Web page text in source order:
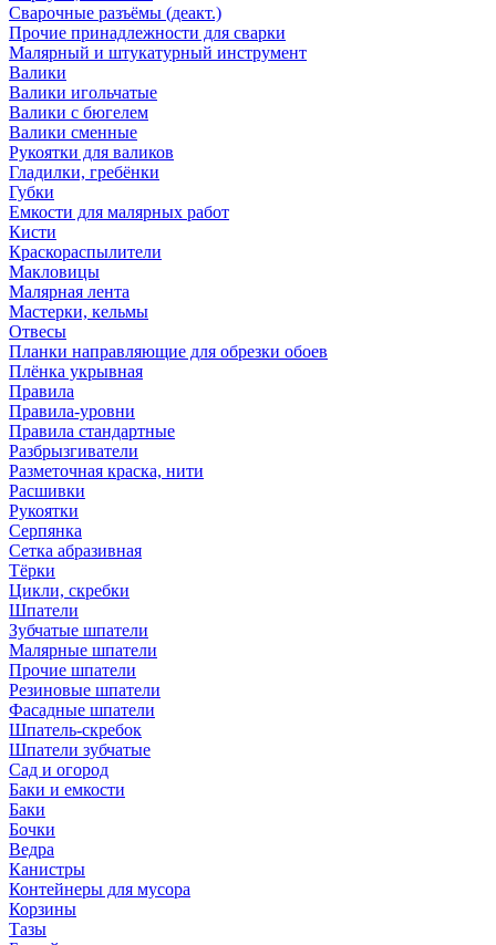
Сварочные разъёмы (деакт.)
Прочие принадлежности для сварки
Малярный и штукатурный инструмент
Валики
Валики игольчатые
Валики с бюгелем
Валики сменные
Рукоятки для валиков
Гладилки, гребёнки
Губки
Емкости для малярных работ
Кисти
Краскораспылители
Макловицы
Малярная лента
Мастерки, кельмы
Отвесы
Планки направляющие для обрезки обоев
Плёнка укрывная
Правила
Правила-уровни
Правила стандартные
Разбрызгиватели
Разметочная краска, нити
Расшивки
Рукоятки
Серпянка
Сетка абразивная
Тёрки
Цикли, скребки
Шпатели
Зубчатые шпатели
Малярные шпатели
Прочие шпатели
Резиновые шпатели
Фасадные шпатели
Шпатель-скребок
Шпатели зубчатые
Сад и огород
Баки и емкости
Баки
Бочки
Ведра
Канистры
Контейнеры для мусора
Корзины
Тазы